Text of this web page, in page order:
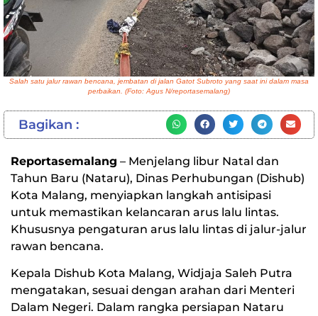
Salah satu jalur rawan bencana, jembatan di jalan Gatot Subroto yang saat ini dalam masa
perbaikan. (Foto: Agus N/reportasemalang)
Bagikan :
Reportasemalang – Menjelang libur Natal dan
Tahun Baru (Nataru), Dinas Perhubungan (Dishub)
Kota Malang, menyiapkan langkah antisipasi
untuk memastikan kelancaran arus lalu lintas.
Khususnya pengaturan arus lalu lintas di jalur-jalur
rawan bencana.
Kepala Dishub Kota Malang, Widjaja Saleh Putra
mengatakan, sesuai dengan arahan dari Menteri
Dalam Negeri. Dalam rangka persiapan Nataru